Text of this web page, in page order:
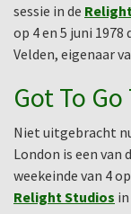
sessie in de
op 4 en 5 juni
Velden, eigenaar
Got To
Niet uitgebracht
London is een van
weekeinde van 4
Relight Studios